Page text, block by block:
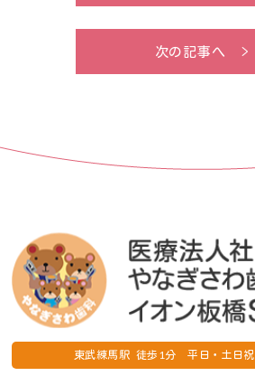
次の記事へ >
東武練馬駅 徒歩 1分 平日・土日祝